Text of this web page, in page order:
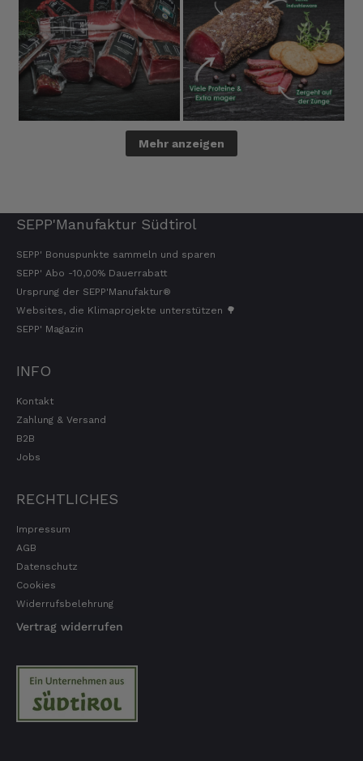
Mehr anzeigen
SEPP'Manufaktur Südtirol
SEPP' Bonuspunkte sammeln und sparen
SEPP' Abo -10,00% Dauerrabatt
Ursprung der SEPP'Manufaktur®
Websites, die Klimaprojekte unterstützen 🌳
SEPP' Magazin
INFO
Kontakt
Zahlung & Versand
B2B
Jobs
RECHTLICHES
Impressum
AGB
Datenschutz
Cookies
Widerrufsbelehrung
Vertrag widerrufen